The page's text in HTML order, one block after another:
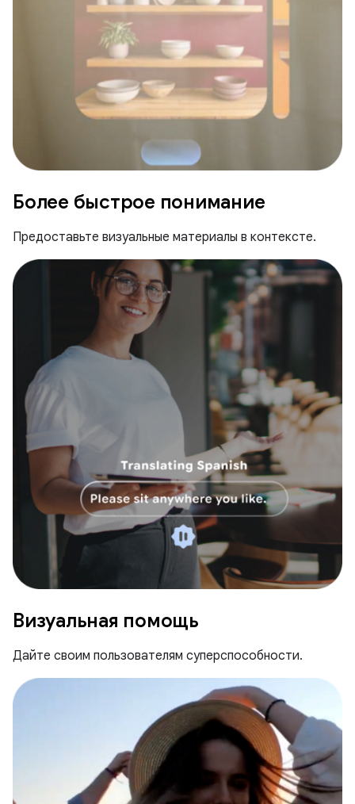
Более быстрое понимание
Предоставьте визуальные материалы в контексте.
Визуальная помощь
Дайте своим пользователям суперспособности.